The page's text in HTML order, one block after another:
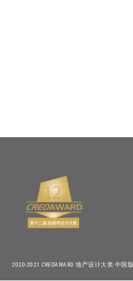
2020-2021 CREDAWARD 地产设计大奖·中国